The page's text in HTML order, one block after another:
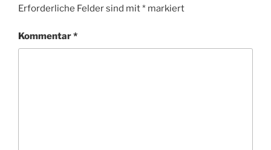
Erforderliche Felder sind mit* markiert
Kommentar*